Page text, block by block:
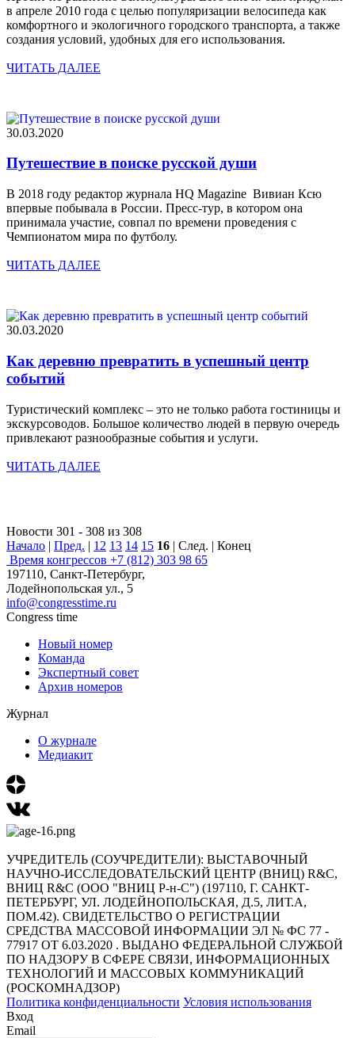
в апреле 2010 года с целью популяризации велосипеда как
комфортного и экологичного городского транспорта, а также
создания условий, удобных для его использования.
ЧИТАТЬ ДАЛЕЕ
30.03.2020
Путешествие в поиске русской души
В 2018 году редактор журнала HQ Magazine Вивиан Ксю
впервые побывала в России. Пресс-тур, в котором она
принимала участие, совпал по времени проведения с
Чемпионатом мира по футболу.
ЧИТАТЬ ДАЛЕЕ
30.03.2020
Как деревню превратить в успешный центр
событий
Туристический комплекс – это не только работа гостиницы и
экскурсоводов. Большое количество людей в первую очередь
привлекают разнообразные события и услуги.
ЧИТАТЬ ДАЛЕЕ
Новости 301 - 308 из 308
Начало | Пред. | 12 13 14 15 16 | След. | Конец
Время конгрессов +7 (812) 303 98 65
197110, Санкт-Петербург,
Лодейнопольская ул., 5
info@congresstime.ru
Congress time
Новый номер
Команда
Экспертный совет
Архив номеров
Журнал
О журнале
Медиакит
УЧРЕДИТЕЛЬ (СОУЧРЕДИТЕЛИ): ВЫСТАВОЧНЫЙ
НАУЧНО-ИССЛЕДОВАТЕЛЬСКИЙ ЦЕНТР (ВНИЦ) R&C,
ВНИЦ R&C (ООО "ВНИЦ Р-н-С") (197110, Г. САНКТ-
ПЕТЕРБУРГ, УЛ. ЛОДЕЙНОПОЛЬСКАЯ, Д.5, ЛИТ.А,
ПОМ.42). СВИДЕТЕЛЬСТВО О РЕГИСТРАЦИИ
СРЕДСТВА МАССОВОЙ ИНФОРМАЦИИ ЭЛ № ФС 77 -
77917 ОТ 6.03.2020 . ВЫДАНО ФЕДЕРАЛЬНОЙ СЛУЖБОЙ
ПО НАДЗОРУ В СФЕРЕ СВЯЗИ, ИНФОРМАЦИОННЫХ
ТЕХНОЛОГИЙ И МАССОВЫХ КОММУНИКАЦИЙ
(РОСКОМНАДЗОР)
Политика конфиденциальности Условия использования
Вход
Email